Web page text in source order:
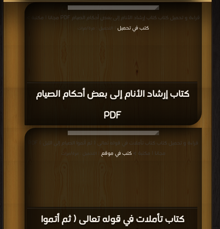
كتاب إرشاد الأنام إلى بعض أحكام الصيام
PDF
قراءة و تحميل كتاب كتاب إرشاد الأنام إلى بعض أحكام الصيام PDF مجانا | مكتبة >
كتب في تحميل
| التحميل : مرة/مرات
كتاب تأملات في قوله تعالى ( ثم أتموا
مجانا | مكتبة >كتب في موقع | التحميل : مرة/مرات